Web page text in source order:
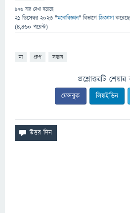
976 বার দেখা হয়েছে
21 ডিসেম্বর 2023 "মনোবিজ্ঞান" বিভাগে জিজ্ঞাসা
(4,460 পয়েন্ট)
মা গ্রুপ সন্তান
প্রশ্নোত্তরটি
ফেসবুক লিঙ্কইডিন